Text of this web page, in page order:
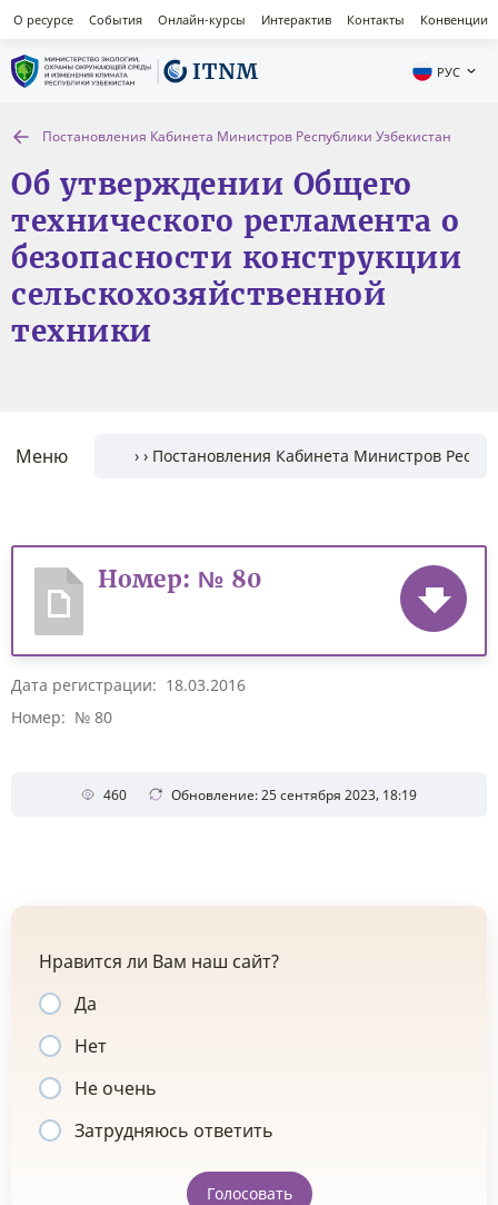
О ресурсе События Онлайн-курсы Интерактив Контакты Конвенции
РУС
Постановления Кабинета Министров Республики Узбекистан
Об утверждении Общего
технического регламента о
безопасности конструкции
сельскохозяйственной
техники
Меню
Номер: № 80
Дата регистрации: 18.03.2016
Номер: № 80
460 Обновление: 25 сентября 2023, 18:19
Нравится ли Вам наш сайт?
Да
Нет
Не очень
Затрудняюсь ответить
Голосовать